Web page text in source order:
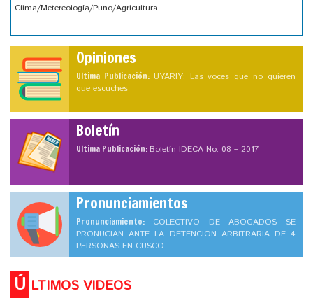
Clima/Metereología/Puno/Agricultura
Opiniones
Ultima Publicación: UYARIY: Las voces que no quieren
que escuches
Boletín
Ultima Publicación:Boletín IDECA No. 08 – 2017
Pronunciamientos
Pronunciamiento: COLECTIVO DE ABOGADOS SE
PRONUCIAN ANTE LA DETENCION ARBITRARIA DE 4
PERSONAS EN CUSCO
Ú LTIMOS VIDEOS